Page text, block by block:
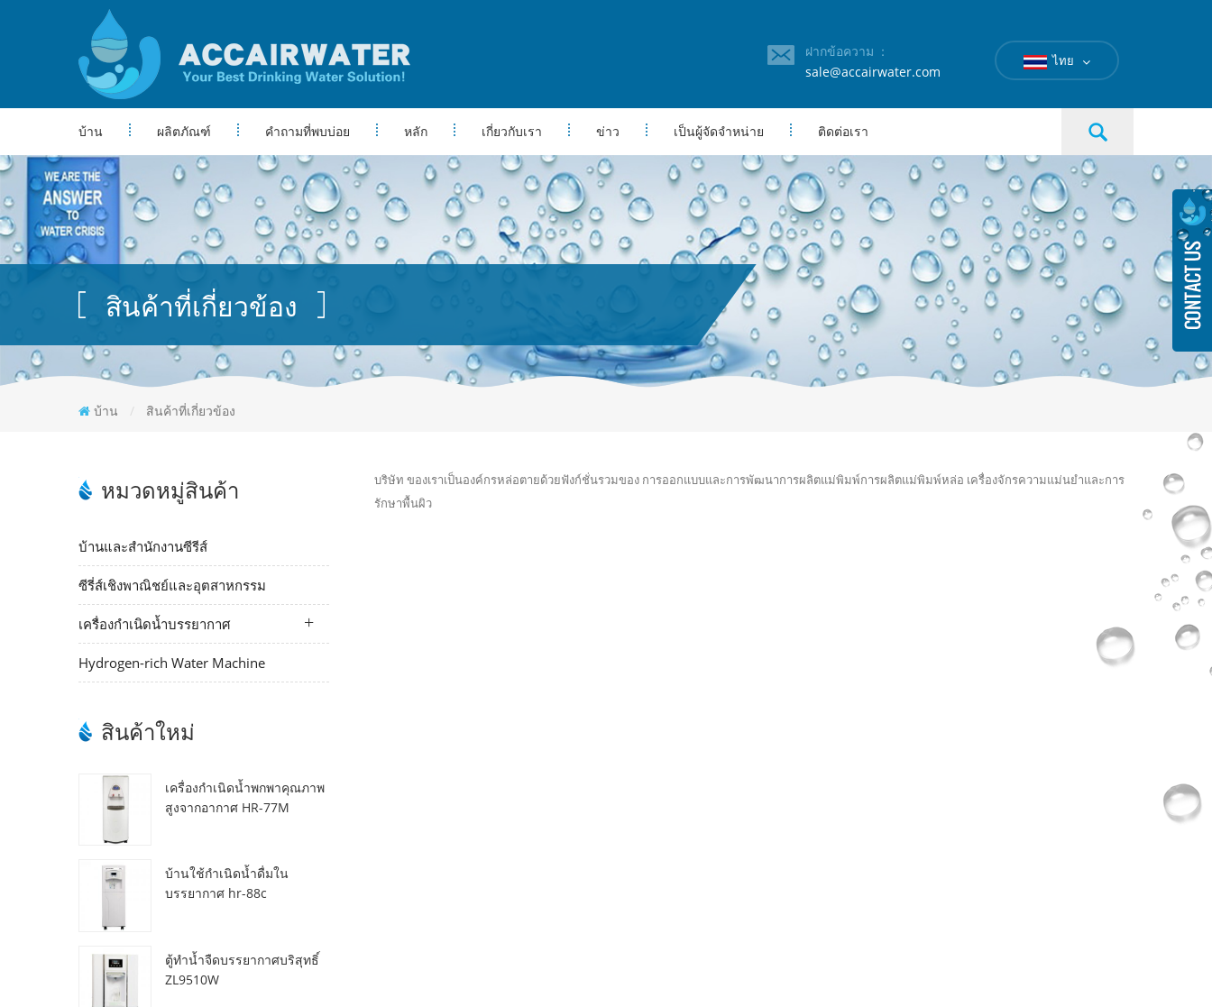
ฝากข้อความ ：
sale@accairwater.com
ไทย
บ้าน ผลิตภัณฑ์ คำถามที่พบบ่อย หลัก เกี่ยวกับเรา ข่าว เป็นผู้จัดจำหน่าย ติดต่อเรา
สินค้าที่เกี่ยวข้อง
บ้าน / สินค้าที่เกี่ยวข้อง
หมวดหมู่สินค้า
บ้านและสำนักงานซีรีส์
ซีรี่ส์เชิงพาณิชย์และอุตสาหกรรม
เครื่องกำเนิดน้ำบรรยากาศ
Hydrogen-rich Water Machine
สินค้าใหม่
เครื่องกำเนิดน้ำพกพาคุณภาพ
สูงจากอากาศ HR-77M
บ้านใช้กำเนิดน้ำดื่มใน
บรรยากาศ hr-88c
ตู้ทำน้ำจืดบรรยากาศบริสุทธิ์
ZL9510W
บริษัท ของเราเป็นองค์กรหล่อตายด้วยฟังก์ชั่นรวมของ การออกแบบและการพัฒนาการผลิตแม่พิมพ์การผลิตแม่พิมพ์หล่อ เครื่องจักรความแม่นยำและการ
รักษาพื้นผิว